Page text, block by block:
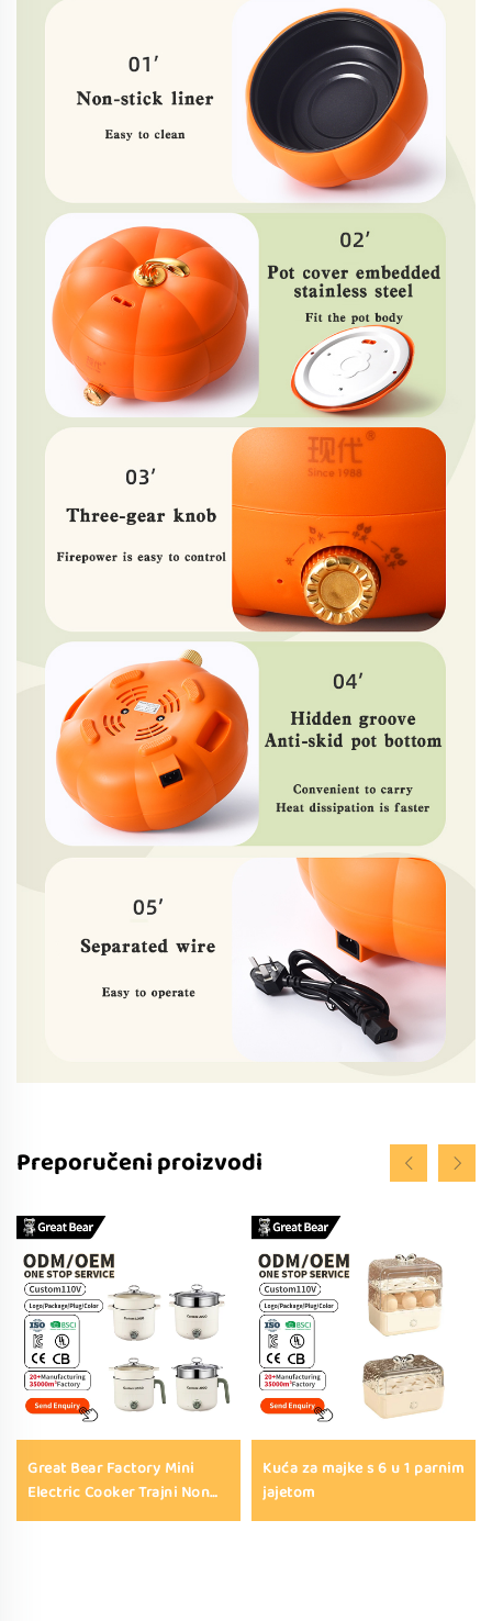
Preporučeni proizvodi
Great Bear Factory Mini
Electric Cooker Trajni Non
Stick Hot Pot sa staklenim
Kuća za majke s 6 u 1 parnim
jajetom